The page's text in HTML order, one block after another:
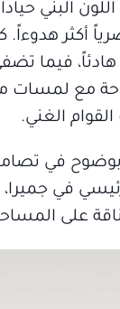
البنّي
بصرياً أكثر
هادئاً، فيما
مع لمسات
الغني.
في
في
على